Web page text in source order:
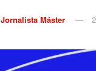
Jornalista Máster